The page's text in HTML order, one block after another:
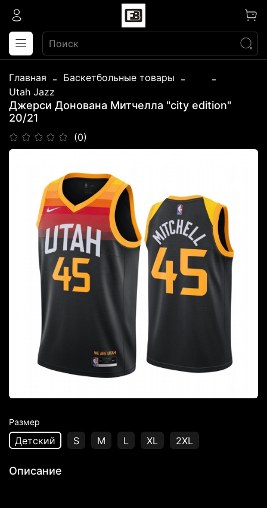
Главная Баскетбольные товары
Utah Jazz
Джерси Донована Митчелла "city edition"
20/21
(0)
Размер
Детский S M L XL 2XL
Описание